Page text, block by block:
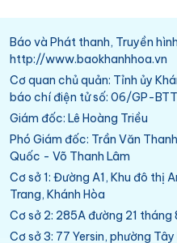
Báo và Phát thanh, Truyền
http://www.baokhanhhoa.vn
Cơ quan chủ quản: Tỉnh ủy
báo chí điện tử số: 06/GP-
Giám đốc: Lê Hoàng Triều
Phó Giám đốc: Trần Văn
Quốc - Võ Thanh Lâm
Cơ sở 1: Đường A1, Khu đô thị
Trang, Khánh Hòa
Cơ sở 2: 285A đường 21 tháng
Cơ sở 3: 77 Yersin, phường